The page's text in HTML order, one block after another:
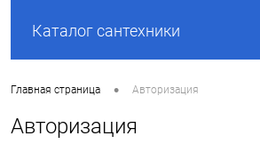
Каталог сантехники
Главная страница • Авторизация
Авторизация